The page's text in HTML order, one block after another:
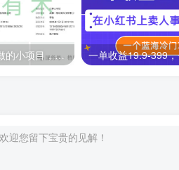
仅用手机就可以做的小项目，当天就能见钱，每天100-300